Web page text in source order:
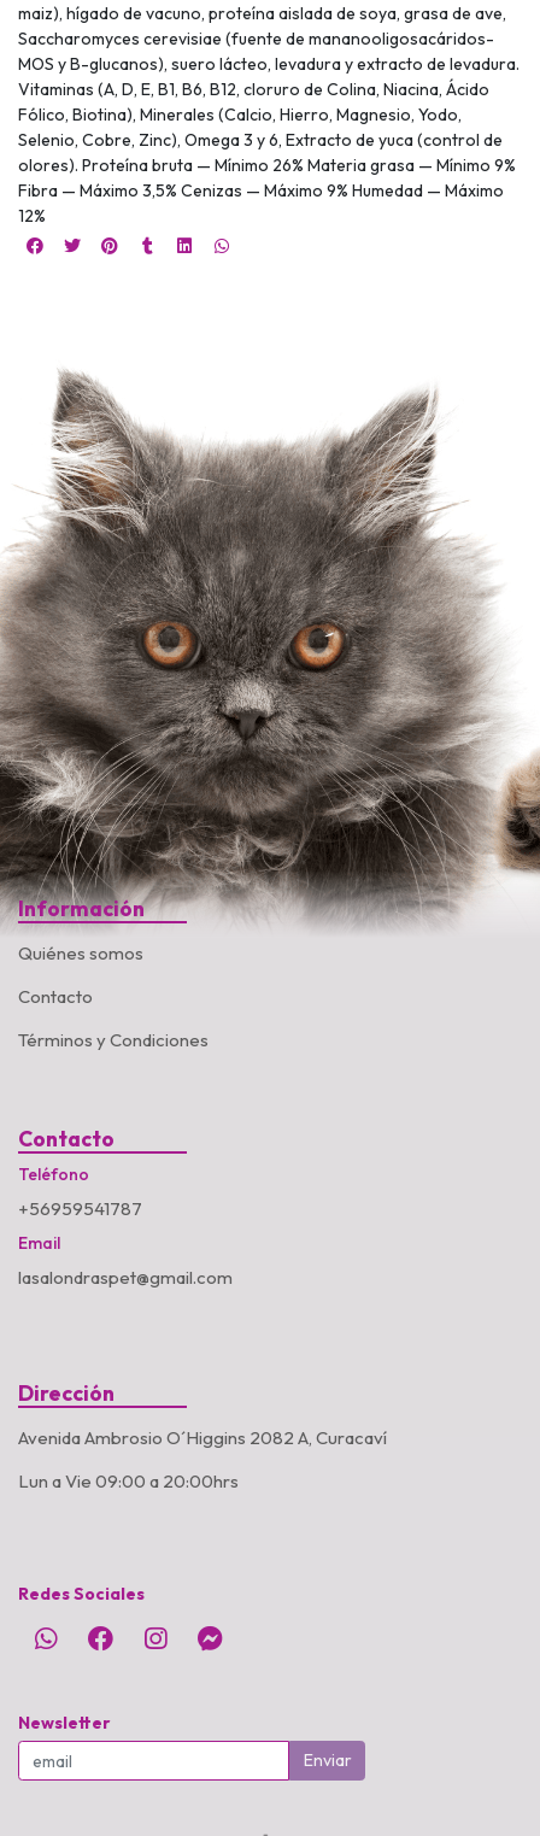
maiz), hígado de vacuno, proteína aislada de soya, grasa de ave,
Saccharomyces cerevisiae (fuente de mananooligosacáridos-
MOS y B-glucanos), suero lácteo, levadura y extracto de levadura.
Vitaminas (A, D, E, B1, B6, B12, cloruro de Colina, Niacina, Ácido
Fólico, Biotina), Minerales (Calcio, Hierro, Magnesio, Yodo,
Selenio, Cobre, Zinc), Omega 3 y 6, Extracto de yuca (control de
olores). Proteína bruta — Mínimo 26% Materia grasa — Mínimo 9%
Fibra — Máximo 3,5% Cenizas — Máximo 9% Humedad — Máximo
12%
Información
Quiénes somos
Contacto
Términos y Condiciones
Contacto
Teléfono
+56959541787
Email
lasalondraspet@gmail.com
Dirección
Avenida Ambrosio O´Higgins 2082 A, Curacaví
Lun a Vie 09:00 a 20:00hrs
Redes Sociales
Newsletter
Enviar